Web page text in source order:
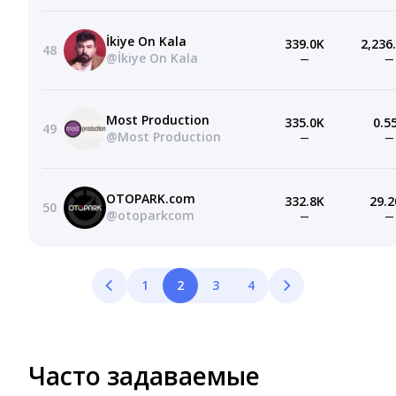
48
İkiye On Kala
@İkiye On Kala
339.0K
— —
49
Most Production
@Most Production
335.0K
— —
50
OTOPARK.com
@otoparkcom
332.8K
— —
1 2 3 4
Часто задаваемые